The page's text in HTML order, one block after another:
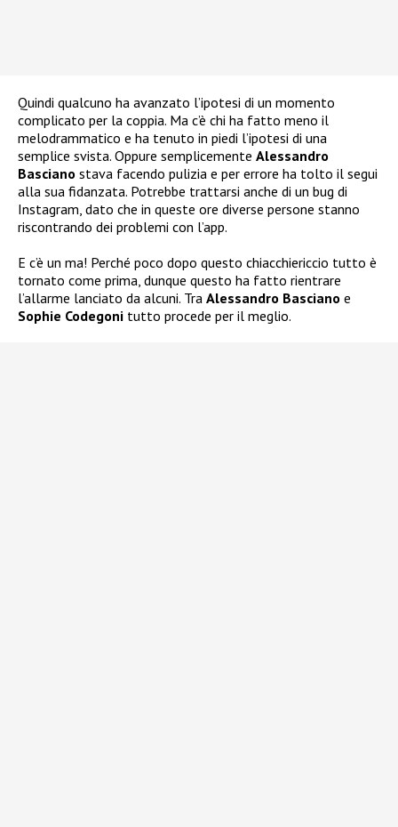
Quindi qualcuno ha avanzato l’ipotesi di un momento
complicato per la coppia. Ma c’è chi ha fatto meno il
melodrammatico e ha tenuto in piedi l’ipotesi di una
semplice svista. Oppure semplicemente Alessandro
Basciano stava facendo pulizia e per errore ha tolto il segui
alla sua fidanzata. Potrebbe trattarsi anche di un bug di
Instagram, dato che in queste ore diverse persone stanno
riscontrando dei problemi con l’app.
E c’è un ma! Perché poco dopo questo chiacchiericcio tutto è
tornato come prima, dunque questo ha fatto rientrare
l’allarme lanciato da alcuni. Tra Alessandro Basciano e
Sophie Codegoni tutto procede per il meglio.